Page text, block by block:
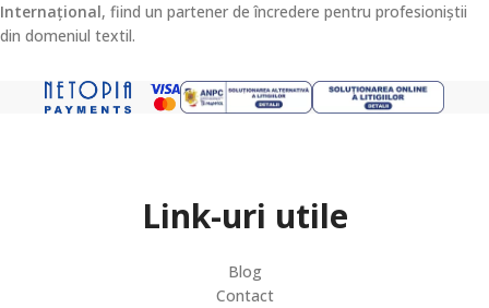
Internațional, fiind un partener de încredere pentru profesioniștii
din domeniul textil.
Link-uri utile
Blog
Contact